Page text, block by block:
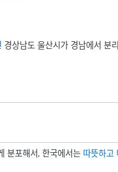
경상남도 울산시가 경남에서 분
분포해서, 한국에서는 따뜻하고